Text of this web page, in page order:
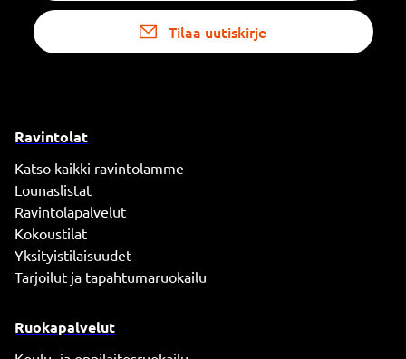
Tilaa uutiskirje
Ravintolat
Katso kaikki ravintolamme
Lounaslistat
Ravintolapalvelut
Kokoustilat
Yksityistilaisuudet
Tarjoilut ja tapahtumaruokailu
Ruokapalvelut